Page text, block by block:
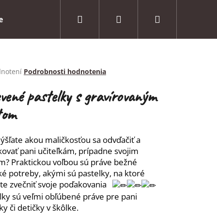
Kontakt Prihlásenie
Podrobnosti hodnotenia
pastelky s gravírovaným
akou maličkosťou sa odvďačiť a
pani učiteľkám, prípadne svojim
Praktickou voľbou sú práve bežné
potreby, akými sú pastelky, na ktoré
zvečniť svoje poďakovania
sú veľmi obľúbené práve pre pani
či detičky v škôlke.